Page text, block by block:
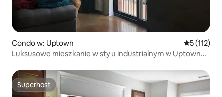
Condo w: Uptown Średnia
5 (112)
Luksusowe mieszkanie w stylu industrialnym w Uptown
Superhost
Superhost